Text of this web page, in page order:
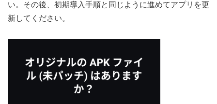
い。その後、初期導入手順と同じように進めてアプリを更
新してください。